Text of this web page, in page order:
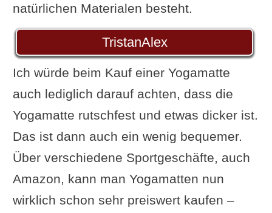
natürlichen Materialen besteht.
TristanAlex
Ich würde beim Kauf einer Yogamatte
auch lediglich darauf achten, dass die
Yogamatte rutschfest und etwas dicker ist.
Das ist dann auch ein wenig bequemer.
Über verschiedene Sportgeschäfte, auch
Amazon, kann man Yogamatten nun
wirklich schon sehr preiswert kaufen –